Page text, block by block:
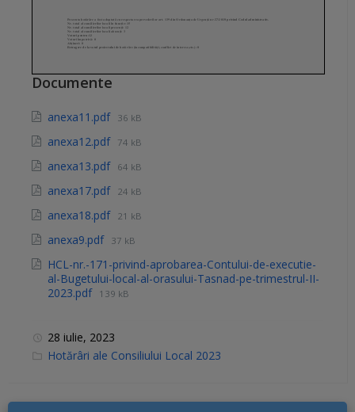
Documente
anexa11.pdf 36 kB
anexa12.pdf 74 kB
anexa13.pdf 64 kB
anexa17.pdf 24 kB
anexa18.pdf 21 kB
anexa9.pdf 37 kB
HCL-nr.-171-privind-aprobarea-Contului-de-executie-
al-Bugetului-local-al-orasului-Tasnad-pe-trimestrul-II-
2023.pdf 139 kB
28 iulie, 2023
C
Hotărâri ale Consiliului Local 2023